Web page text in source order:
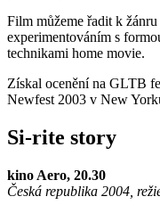
Film můžeme řadit k
experimentováním s
technikami home movie.
Získal ocenění na GLTB
Newfest 2003 v New
Si-rite story
kino Aero, 20.30
Česká republika 2004,